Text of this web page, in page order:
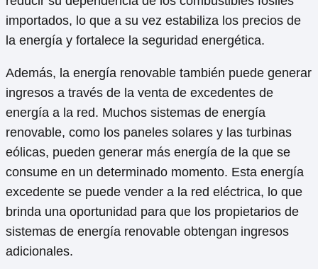
importados, lo que a su vez estabiliza los precios de
la energía y fortalece la seguridad energética.
Además, la energía renovable también puede generar
ingresos a través de la venta de excedentes de
energía a la red. Muchos sistemas de energía
renovable, como los paneles solares y las turbinas
eólicas, pueden generar más energía de la que se
consume en un determinado momento. Esta energía
excedente se puede vender a la red eléctrica, lo que
brinda una oportunidad para que los propietarios de
sistemas de energía renovable obtengan ingresos
adicionales.